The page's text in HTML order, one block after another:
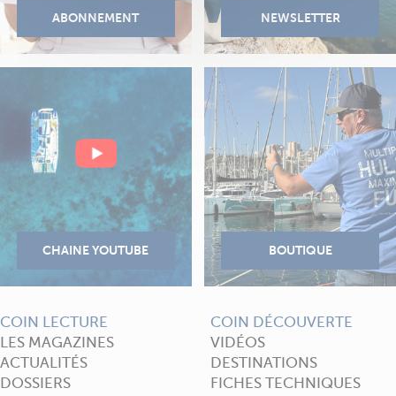
COIN LECTURE
LES MAGAZINES
ACTUALITÉS
DOSSIERS
COIN DÉCOUVERTE
VIDÉOS
DESTINATIONS
FICHES TECHNIQUES